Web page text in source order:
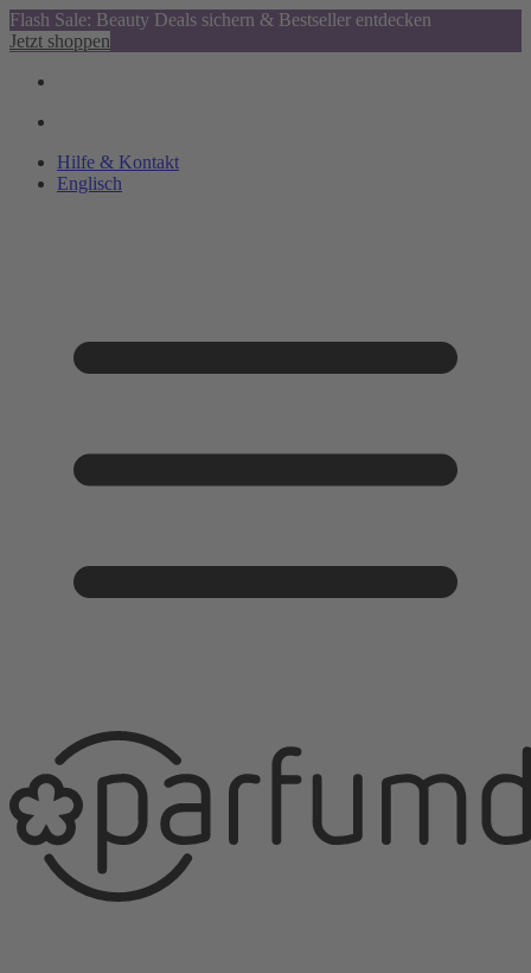
Flash Sale: Beauty Deals sichern & Bestseller entdecken
Jetzt shoppen
Hilfe & Kontakt
Englisch